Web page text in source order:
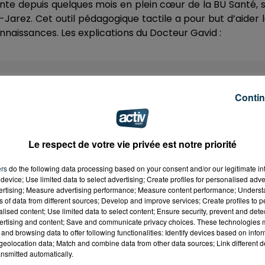
depuis quelques mois en plein cœur de la BU Santé,
Cet outil pédagogique tactile a pour but d’aider
Les explications du Docteur Gavid :
depuis plusieurs années. Pour
va permettre de recentrer cette discipline
le personnel enseignant mais aussi les
formation. Une table d’une valeur de85 000
Monnet ainsi que le SCD, le Service Commun
Le respect de votre vie privée est notre priorité
do the following data processing based on your consent and/or our legitimate
Use limited data to select advertising; Create profiles for personalised
Measure advertising performance; Measure content performance;
of data from different sources; Develop and improve services; Create profiles to
content; Use limited data to select content; Ensure security, prevent and
and content; Save and communicate privacy choices. These technologies
browsing data to offer following functionalities: Identify devices based on
data; Match and combine data from other data sources; Link different
automatically.